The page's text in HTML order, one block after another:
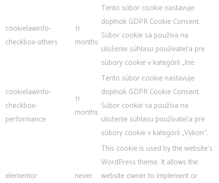
cookielawinfo-
checkbox-others
11
months
Tento súbor cookie nastavuje
doplnok GDPR Cookie Consent.
Súbor cookie sa používa na
uloženie súhlasu používateľa pre
súbory cookie v kategórii „Iné.
cookielawinfo-
checkbox-
performance
11
months
Tento súbor cookie nastavuje
doplnok GDPR Cookie Consent.
Súbor cookie sa používa na
uloženie súhlasu používateľa pre
súbory cookie v kategórii „Výkon“.
elementor never
This cookie is used by the website's
WordPress theme. It allows the
website owner to implement or